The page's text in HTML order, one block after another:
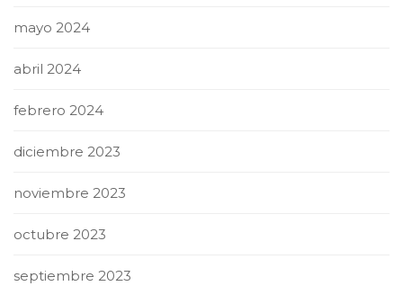
mayo 2024
abril 2024
febrero 2024
diciembre 2023
noviembre 2023
octubre 2023
septiembre 2023